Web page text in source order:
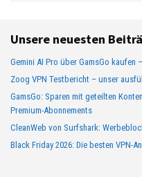
Unsere neuesten
Gemini AI Pro über GamsGo kaufen
Zoog VPN Testbericht – unser
GamsGo: Sparen mit geteilten
Premium-Abonnements
CleanWeb von Surfshark:
Black Friday 2026: Die besten VPN-